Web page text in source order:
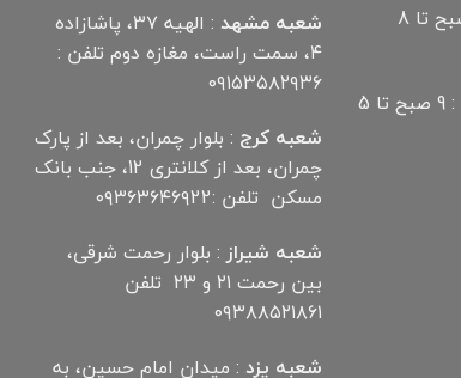
: 9 صبح تا 8
: 9 صبح تا 5
شعبه مشهد
: الهیه ۳۷، پاشازاده
۴، سمت راست، مغازه دوم تلفن :
۰۹۱۵۳۵۸۲۹۳۶
شعبه کرج : بلوار چمران، بعد از پارک
چمران، بعد از کلانتری 12، جنب بانک
مسکن تلفن :۰۹۳۶۳۶۴۶۹22
شعبه شیراز: بلوار رحمت شرقی،
بین رحمت ۲۱ و ۲۳ تلفن
۰۹۳۸۸۵۲۱۸۶۱
شعبه یزد : میدان امام حسین، به